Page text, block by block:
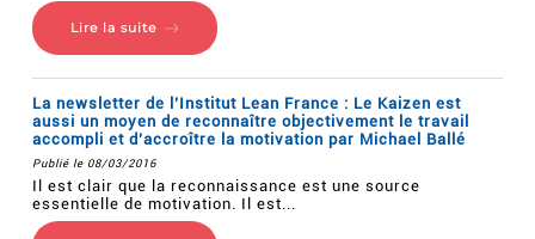
Lire la suite
La newsletter de l’Institut Lean France : Le Kaizen est
aussi un moyen de reconnaître objectivement le travail
accompli et d’accroître la motivation par Michael Ballé
Publié le 08/03/2016
Il est clair que la reconnaissance est une source
essentielle de motivation. Il est...